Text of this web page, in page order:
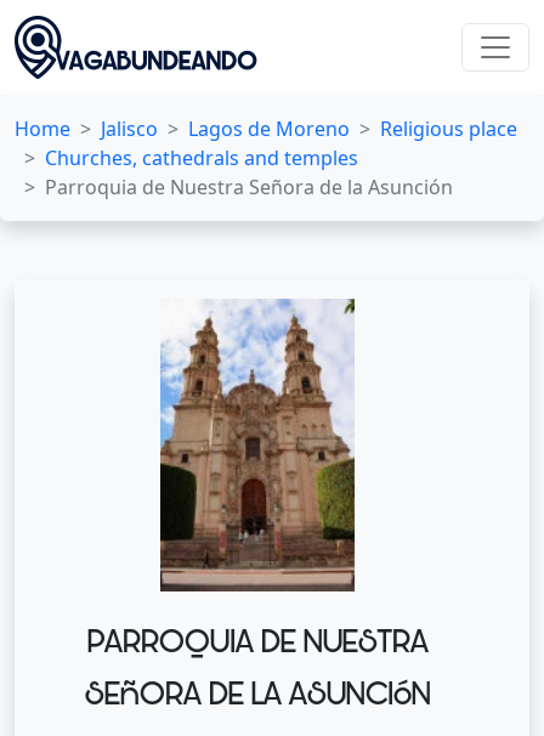
Home Jalisco Lagos de Moreno
Religious place
Churches, cathedrals and temples
Parroquia de Nuestra Señora de la Asunción
PARROQUIA DE NUESTRA
SEñORA DE LA ASUNCIóN